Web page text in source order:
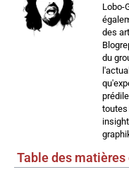
Lobo-
des
du
toutes
Table des